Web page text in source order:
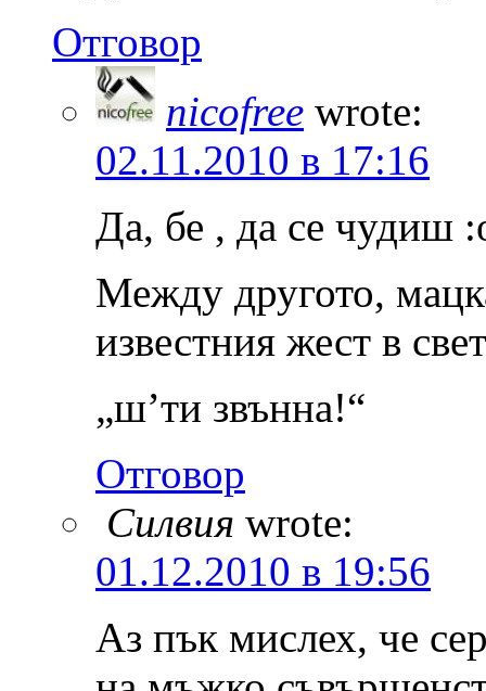
Отговор
nicofree wrote:
02.11.2010 в 17:16
Да, бе , да се чудиш
Между другото,
известния жест в
„ш’ти звънна!“
Отговор
Силвия wrote:
01.12.2010 в 19:56
Аз пък мислех, че